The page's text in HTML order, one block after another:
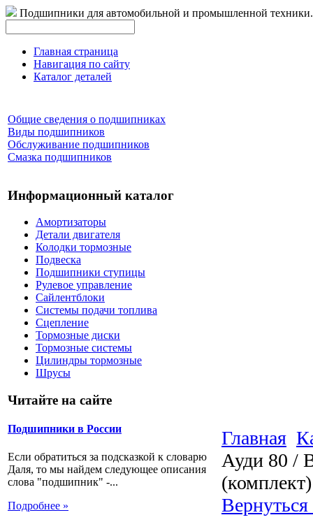
Подшипники для автомобильной и промышленной техники.
Главная страница
Навигация по сайту
Каталог деталей
Общие сведения о подшипниках
Виды подшипников
Обслуживание подшипников
Смазка подшипников
Информационный каталог
Амортизаторы
Детали двигателя
Колодки тормозные
Подвеска
Подшипники ступицы
Рулевое управление
Сайлентблоки
Системы подачи топлива
Сцепление
Тормозные диски
Тормозные системы
Цилиндры тормозные
Шрусы
Читайте на сайте
Подшипники в России
Если обратиться за подсказкой к словарю
Даля, то мы найдем следующее описания
слова "подшипник" -...
Подробнее »
Главная
Ауди 80 /